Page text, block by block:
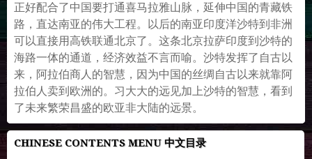
正好配合了中国要打通喜马拉雅山脉，延伸中国的青藏铁
路，直达南亚的伟大工程。以后的南亚印度洋沙特到非洲
可以直接用高铁联通北京了。这条北京拉萨印度到沙特的
海路一体的通道，经济效益不言而喻。沙特发挥了自古以
来，阿拉伯商人的智慧，因为中国的丝绸自古以来就靠阿
拉伯人卖到欧洲的。习大大的远见加上沙特的智慧，看到
了未来繁荣昌盛的欧亚非大陆的远景。
CHINESE CONTENTS MENU 中文目录